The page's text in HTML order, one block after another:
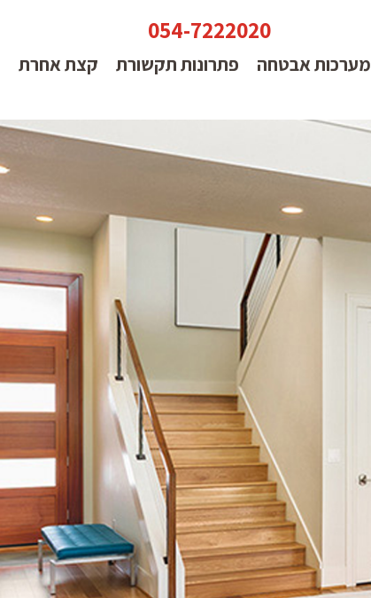
054-7222020
מערכות אבטחה פתרונות תקשורת קצת אחרת